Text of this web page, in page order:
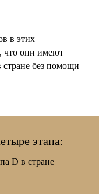
в этих
что они имеют
стране без помощи
этапа:
D в стране